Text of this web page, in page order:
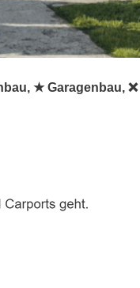
★ Garagenbau,